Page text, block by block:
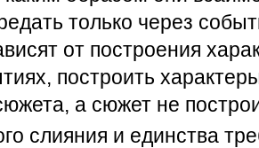
только через
от построения
построить
а сюжет не
слияния и единства